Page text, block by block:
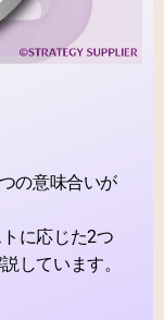
の意味合いが
に応じた2つ
しています。